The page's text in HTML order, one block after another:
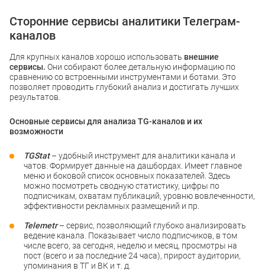
Сторонние сервисы аналитики Телеграм-
каналов
Для крупных каналов хорошо использовать внешние
сервисы. Они собирают более детальную информацию по
сравнению со встроенными инструментами и ботами. Это
позволяет проводить глубокий анализ и достигать лучших
результатов.
Основные сервисы для анализа TG-каналов и их
возможности
TGStat– удобный инструмент для аналитики канала и
чатов. Формирует данные на дашбордах. Имеет главное
меню и боковой список основных показателей. Здесь
можно посмотреть сводную статистику, цифры по
подписчикам, охватам публикаций, уровню вовлеченности,
эффективности рекламных размещений и пр.
Telemetr– сервис, позволяющий глубоко анализировать
ведение канала. Показывает число подписчиков, в том
числе всего, за сегодня, неделю и месяц, просмотры на
пост (всего и за последние 24 часа), прирост аудитории,
упоминания в ТГ и ВК и т. д.